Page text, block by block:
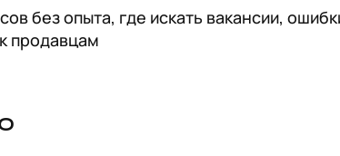
без опыта, где искать вакансии,
продавцам